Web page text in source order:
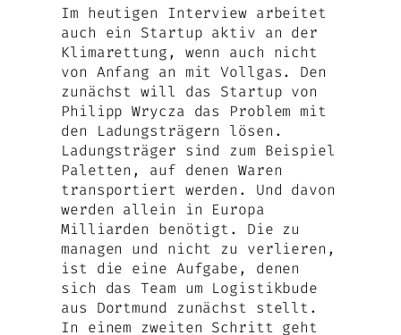
Im heutigen Interview arbeitet
auch ein Startup aktiv an der
Klimarettung, wenn auch nicht
von Anfang an mit Vollgas. Den
zunächst will das Startup von
Philipp Wrycza das Problem mit
den Ladungsträgern lösen.
Ladungsträger sind zum Beispiel
Paletten, auf denen Waren
transportiert werden. Und davon
werden allein in Europa
Milliarden benötigt. Die zu
managen und nicht zu verlieren,
ist die eine Aufgabe, denen
sich das Team um Logistikbude
aus Dortmund zunächst stellt.
In einem zweiten Schritt geht